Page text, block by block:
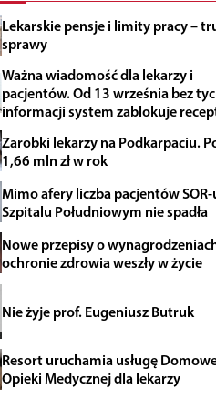
Lekarskie pensje i limity pracy –
sprawy
Ważna wiadomość dla lekarzy i
pacjentów. Od 13 września bez
informacji system zablokuje
Zarobki lekarzy na Podkarpaciu.
1,66 mln zł w rok
Mimo afery liczba pacjentów SOR-
Szpitalu Południowym nie spadła
Nowe przepisy o
ochronie zdrowia weszły w życie
Nie żyje prof. Eugeniusz Butruk
Resort uruchamia usługę
Opieki Medycznej dla lekarzy